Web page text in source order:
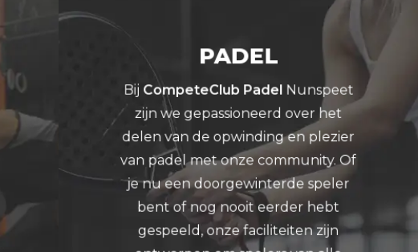
PADEL
Bij CompeteClub Padel Nunspeet
zijn we gepassioneerd over het
delen van de opwinding en plezier
van padel met onze community. Of
je nu een doorgewinterde speler
bent of nog nooit eerder hebt
gespeeld, onze faciliteiten zijn